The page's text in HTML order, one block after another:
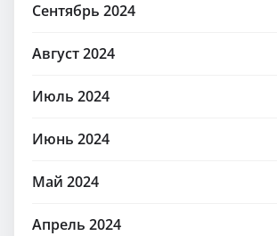
Сентябрь 2024
Август 2024
Июль 2024
Июнь 2024
Май 2024
Апрель 2024